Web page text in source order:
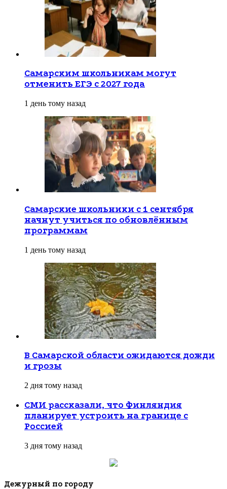
Самарским школьникам могут
отменить ЕГЭ с 2027 года
1 день тому назад
Самарские школьники с 1 сентября
начнут учиться по обновлённым
программам
1 день тому назад
В Самарской области ожидаются дожди
и грозы
2 дня тому назад
СМИ рассказали, что Финляндия
планирует устроить на границе с
Россией
3 дня тому назад
Дежурный по городу